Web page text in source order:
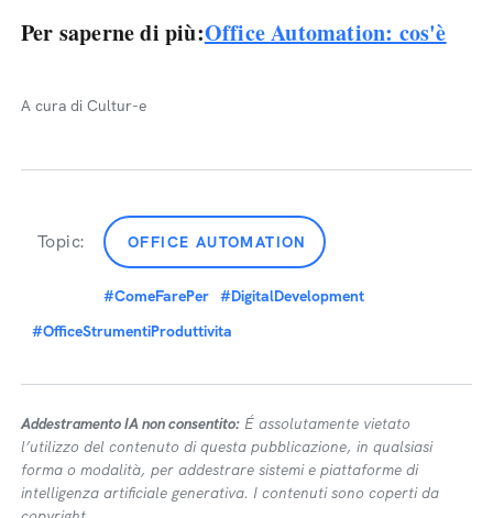
Per saperne di più:Office Automation: cos'è
A cura di Cultur-e
Topic: OFFICE AUTOMATION
#ComeFarePer #DigitalDevelopment
#OfficeStrumentiProduttivita
Addestramento IA non consentito: É assolutamente vietato
l’utilizzo del contenuto di questa pubblicazione, in qualsiasi
forma o modalità, per addestrare sistemi e piattaforme di
intelligenza artificiale generativa. I contenuti sono coperti da